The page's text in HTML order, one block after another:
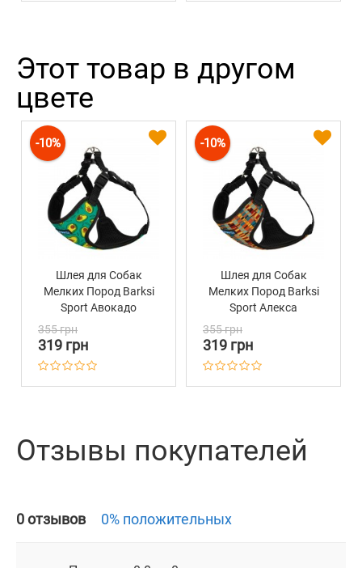
Этот товар в другом
цвете
-10%
Шлея для Собак
Мелких Пород Barksi
Sport Авокадо
355 грн
319 грн
-10%
Шлея для Собак
Мелких Пород Barksi
Sport Алекса
355 грн
319 грн
Отзывы покупателей
0 отзывов 0% положительных